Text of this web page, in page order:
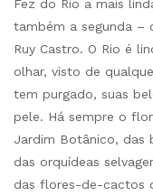
Fez do Rio a mais
também a segunda –
Ruy Castro. O Rio é
olhar, visto de
tem purgado, suas
pele. Há sempre o
Jardim Botânico, das
das orquídeas
das flores-de-cactos